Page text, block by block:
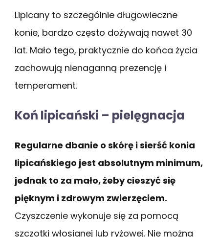
Lipicany to szczególnie długowieczne
konie, bardzo często dożywają nawet 30
lat. Mało tego, praktycznie do końca życia
zachowują nienaganną prezencję i
temperament.
Koń lipicański – pielęgnacja
Regularne dbanie o skórę i sierść konia
lipicańskiego jest absolutnym minimum,
jednak to za mało, żeby cieszyć się
pięknym i zdrowym zwierzęciem.
Czyszczenie wykonuje się za pomocą
szczotki włosianej lub ryżowej. Nie można